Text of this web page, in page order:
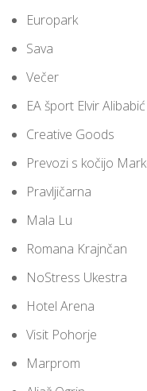
Europark
Sava
Večer
EA šport Elvir Alibabić
Creative Goods
Prevozi s kočijo
Pravljičarna
Mala Lu
Romana Krajnčan
NoStress Ukestra
Hotel Arena
Visit Pohorje
Marprom